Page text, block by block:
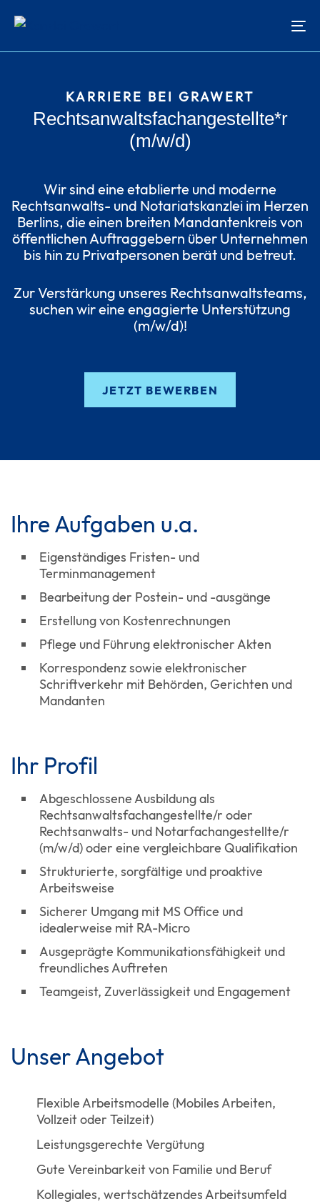
links
KARRIERE BEI GRAWERT
Rechtsanwaltsfachangestellte*r
(m/w/d)
Wir sind eine etablierte und moderne
Rechtsanwalts- und Notariatskanzlei im Herzen
Berlins, die einen breiten Mandantenkreis von
öffentlichen Auftraggebern über Unternehmen
bis hin zu Privatpersonen berät und betreut.
Zur Verstärkung unseres Rechtsanwaltsteams,
suchen wir eine engagierte Unterstützung
(m/w/d)!
JETZT BEWERBEN
Ihre Aufgaben u.a.
Eigenständiges Fristen- und
Terminmanagement
Bearbeitung der Postein- und -ausgänge
Erstellung von Kostenrechnungen
Pflege und Führung elektronischer Akten
Korrespondenz sowie elektronischer
Schriftverkehr mit Behörden, Gerichten und
Mandanten
Ihr Profil
Abgeschlossene Ausbildung als
Rechtsanwaltsfachangestellte/r oder
Rechtsanwalts- und Notarfachangestellte/r
(m/w/d) oder eine vergleichbare Qualifikation
Strukturierte, sorgfältige und proaktive
Arbeitsweise
Sicherer Umgang mit MS Office und
idealerweise mit RA-Micro
Ausgeprägte Kommunikationsfähigkeit und
freundliches Auftreten
Teamgeist, Zuverlässigkeit und Engagement
Unser Angebot
Flexible Arbeitsmodelle (Mobiles Arbeiten,
Vollzeit oder Teilzeit)
Leistungsgerechte Vergütung
Gute Vereinbarkeit von Familie und Beruf
Kollegiales, wertschätzendes Arbeitsumfeld